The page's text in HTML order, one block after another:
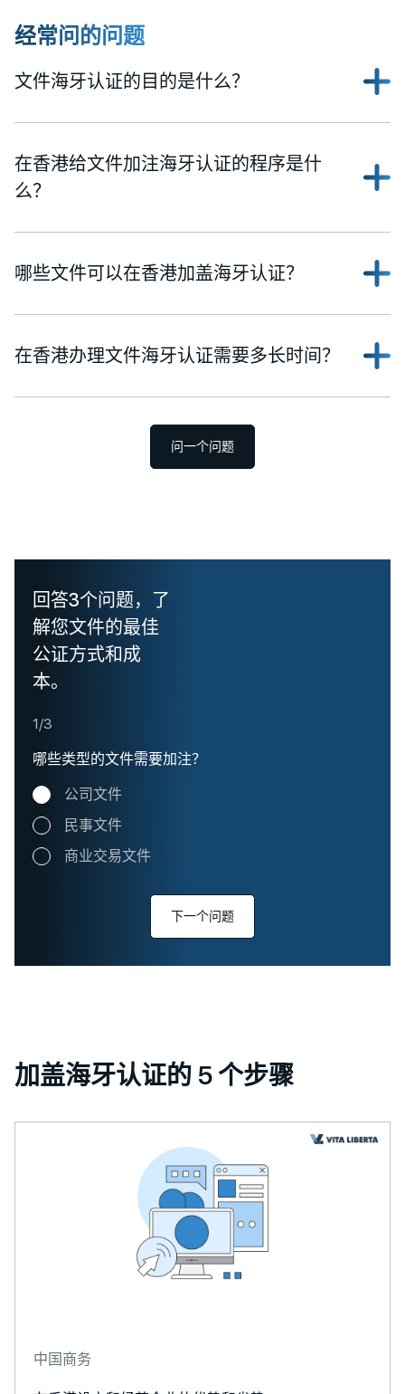
经常问的问题
文件海牙认证的目的是什么？
在香港给文件加注海牙认证的程序是什
么？
哪些文件可以在香港加盖海牙认证？
在香港办理文件海牙认证需要多长时间？
问一个问题
回答3个问题，了
解您文件的最佳
公证方式和成
本。
1/3
哪些类型的文件需要加注？
公司文件
民事文件
商业交易文件
下一个问题
加盖海牙认证的 5 个步骤
中国商务